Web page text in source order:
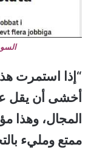
“إذا استمرت
أخشى أن يقل
المجال، وهذا
ممتع ومليء